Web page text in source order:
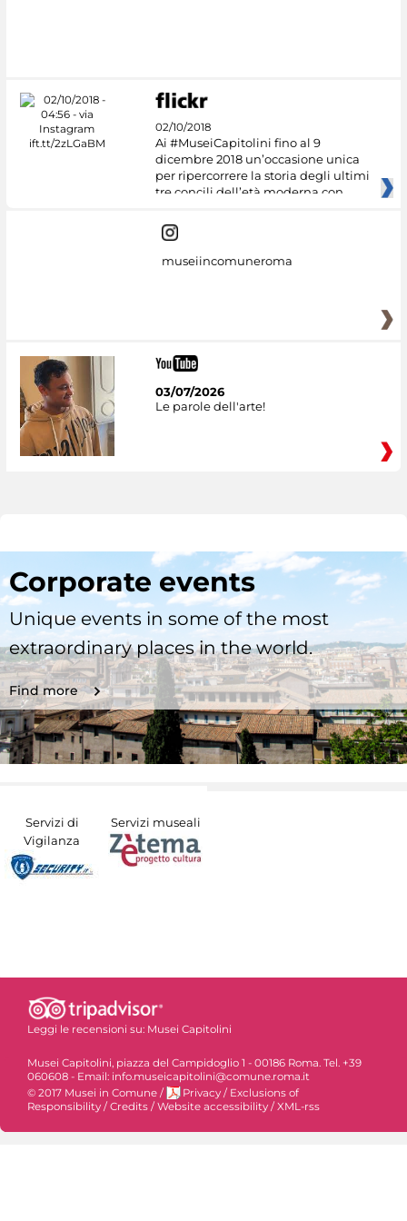
02/10/2018
Ai #MuseiCapitolini fino al 9
dicembre 2018 un’occasione unica
per ripercorrere la storia degli ultimi
tre concili dell’età moderna con
museiincomuneroma
03/07/2026
Le parole dell'arte!
Corporate events
Unique events in some of the most
extraordinary places in the world.
Find more
Servizi di
Vigilanza
Servizi museali
Leggi le recensioni su: Musei Capitolini
Musei Capitolini, piazza del Campidoglio 1 - 00186 Roma. Tel. +39
060608 - Email: info.museicapitolini@comune.roma.it
© 2017 Musei in Comune / Privacy / Exclusions of
Responsibility / Credits / Website accessibility / XML-rss